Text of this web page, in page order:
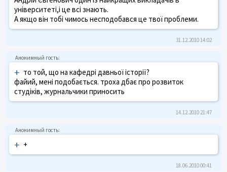
університеті,і це всі знають.
А якщо він тобі чимось несподобався це твої проблеми.
31.12.2010 14:02
+ то той, що на кафедрі давньої історії?
файий, мені подобається. троха дбає про розвиток
студіків, журнальчики приносить
14.12.2010 21:47
+ +
18.06.2010 00:41